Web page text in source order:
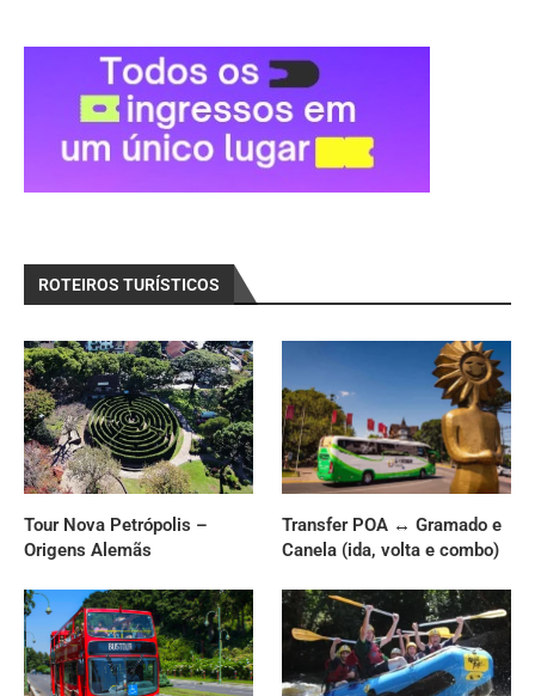
ROTEIROS TURÍSTICOS
Tour Nova Petrópolis –
Origens Alemãs
Transfer POA ↔ Gramado e
Canela (ida, volta e combo)